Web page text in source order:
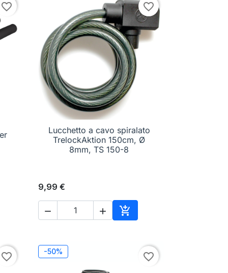
favorite_border favorite_border
 Anteprima
Lucchetto a cavo spiralato
TrelockAktion 150cm, Ø
8mm, TS 150-8
9,99 €
  
Aggiungi al carrello
favorite_border -50% favorite_border